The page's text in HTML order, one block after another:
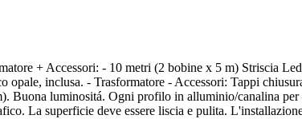
+ Accessori: - 10 metri (2 bobine x 5 m) Striscia
inclusa. - Trasformatore - Accessori: Tappi
luminositá. Ogni profilo in alluminio/canalina
La superficie deve essere liscia e pulita.